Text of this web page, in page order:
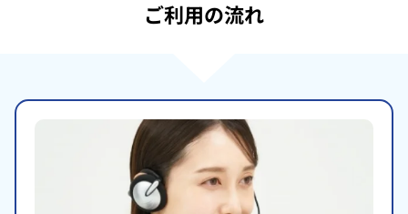
ご利用の流れ